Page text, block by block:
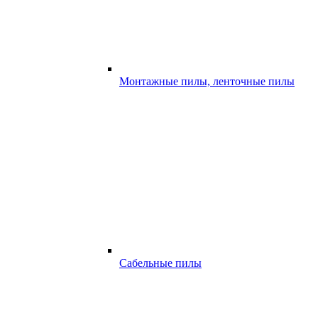
Монтажные пилы, ленточные пилы
Сабельные пилы